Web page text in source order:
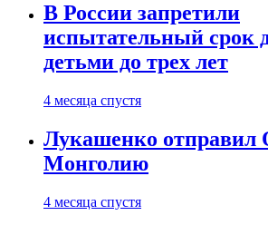
В России запретили
испытательный срок
детьми до трех лет
4 месяца спустя
Лукашенко отправил
Монголию
4 месяца спустя